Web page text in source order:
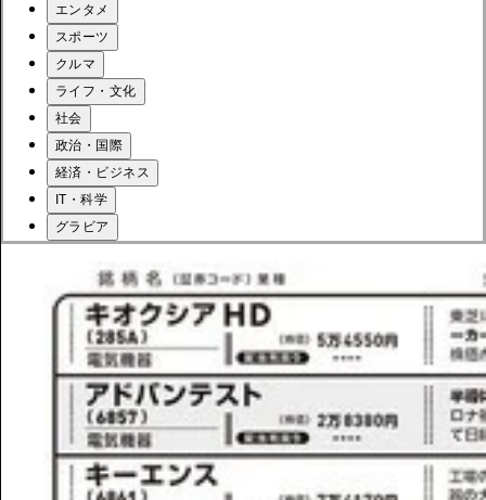
エンタメ
スポーツ
クルマ
ライフ・文化
社会
政治・国際
経済・ビジネス
IT・科学
グラビア